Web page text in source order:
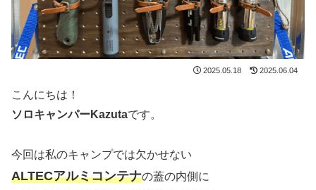
2025.05.18 2025.06.04
こんにちは！
ソロキャンパーKazutaです。
今回は私のキャンプでは欠かせない
ALTECアルミコンテナの蓋の内側に